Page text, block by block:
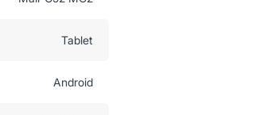
Tablet
Android